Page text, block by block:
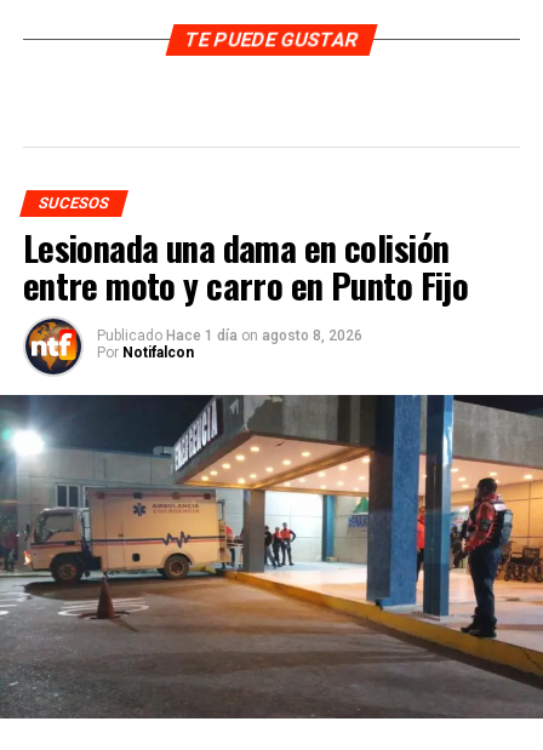
TE PUEDE GUSTAR
SUCESOS
Lesionada una dama en colisión
entre moto y carro en Punto Fijo
Publicado Hace 1 día on agosto 8, 2026
Por Notifalcon